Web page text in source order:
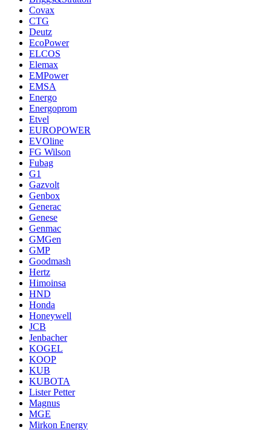
Covax
CTG
Deutz
EcoPower
ELCOS
Elemax
EMPower
EMSA
Energo
Energoprom
Etvel
EUROPOWER
EVOline
FG Wilson
Fubag
G1
Gazvolt
Genbox
Generac
Genese
Genmac
GMGen
GMP
Goodmash
Hertz
Himoinsa
HND
Honda
Honeywell
JCB
Jenbacher
KOGEL
KOOP
KUB
KUBOTA
Lister Petter
Magnus
MGE
Mirkon Energy